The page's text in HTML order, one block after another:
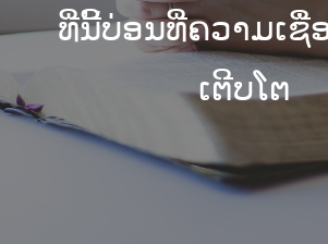
ທີ່ນີ້ບ່ອນທີ່ຄວາມເຊື່
ເຕີບໂຕ